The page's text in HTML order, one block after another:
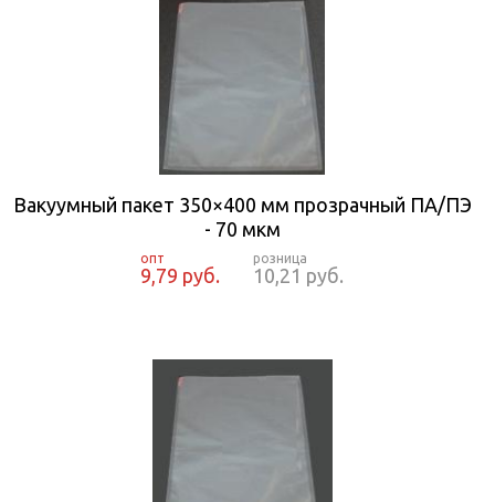
Вакуумный пакет 350×400 мм прозрачный ПА/ПЭ
- 70 мкм
9,79 руб. 10,21 руб.